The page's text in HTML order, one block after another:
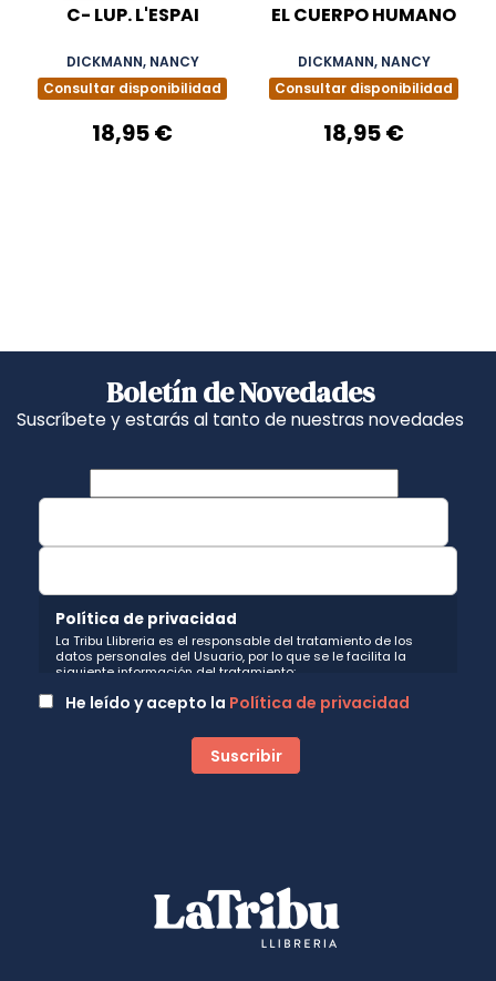
C- LUP. L'ESPAI
DICKMANN, NANCY
Consultar disponibilidad
18,95 €
EL CUERPO HUMANO
DICKMANN, NANCY
Consultar disponibilidad
18,95 €
Boletín de Novedades
Suscríbete y estarás al tanto de nuestras novedades
Política de privacidad
La Tribu Llibreria es el responsable del tratamiento de los
datos personales del Usuario, por lo que se le facilita la
siguiente información del tratamiento:
Fin del tratamiento: mantener una relación de envío de
comunicaciones y noticias sobre nuestros servicios y
boletín. Igualmente utilizaremos sus datos de contacto para
enviarle información sobre productos o servicios que puedan
Legitimación: está basada en el consentimiento que se le
solicita a través de la correspondiente casilla de
Criterios de conservación de los datos: se conservarán
He leído y acepto la Política de privacidad